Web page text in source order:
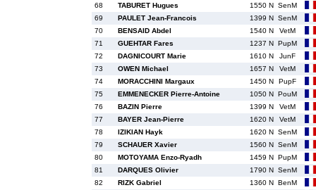
68
TABURET Hugues 1550 N SenM
69
PAULET Jean-Francois 1399 N SenM
70
BENSAID Abdel 1540 N
VetM
71
GUEHTAR Fares 1237 N PupM
72
DAGNICOURT Marie 1610 N
JunF
73
OWEN Michael 1657 N
VetM
74
MORACCHINI Margaux 1450 N
PupF
75
EMMENECKER Pierre-Antoine 1050 N PouM
76
BAZIN Pierre 1399 N
VetM
77
BAYER Jean-Pierre 1620 N
VetM
78
IZIKIAN Hayk 1620 N SenM
79
SCHAUER Xavier 1560 N SenM
80
MOTOYAMA Enzo-Ryadh 1459 N PupM
81
DARQUES Olivier 1790 N SenM
82
RIZK Gabriel 1360 N BenM